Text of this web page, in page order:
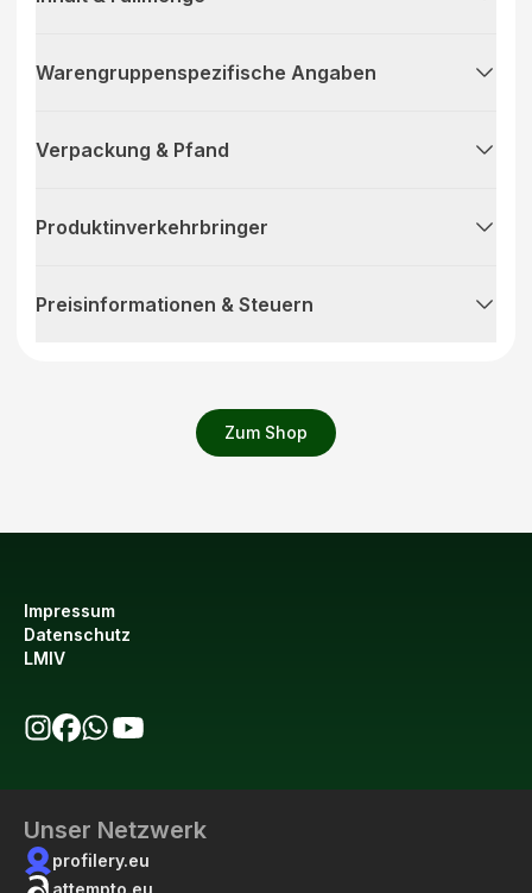
Zum Shop
Warengruppenspezifische Angaben
Verpackung & Pfand
Produktinverkehrbringer
Preisinformationen & Steuern
Impressum
Datenschutz
LMIV
Unser Netzwerk
profilery.eu
attempto.eu